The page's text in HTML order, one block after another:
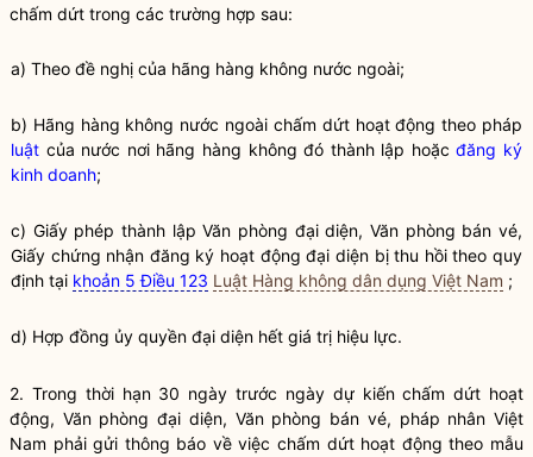
chấm dứt trong các trường hợp sau:
a) Theo đề nghị của hãng hàng không nước ngoài;
b) Hãng hàng không nước ngoài chấm dứt hoạt động theo pháp
luật của nước nơi hãng hàng không đó thành lập hoặcđăng ký
kinh doanh;
c) Giấy phép thành lập Văn phòng đại diện, Văn phòng bán vé,
Giấy chứng nhận đăng ký hoạt động đại diện bị thu hồi theo quy
định tại khoản 5 Điều 123 Luật Hàng không dân dụng Việt Nam ;
d) Hợp đồng ủy quyền đại diện hết giá trị hiệu lực.
2. Trong thời hạn 30 ngày trước ngày dự kiến chấm dứt hoạt
động, Văn phòng đại diện, Văn phòng bán vé, pháp nhân Việt
Nam phải gửi thông báo về việc chấm dứt hoạt động theo mẫu